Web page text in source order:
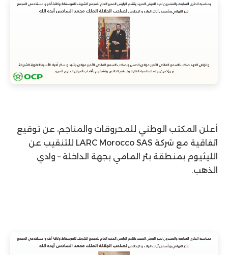
أعلن المكتب الوطني للمحروقات والمناجم، عن توقيع
اتفاقية مع شركة LARC Morocco SAS للتنقيب عن
الليثيوم بمنطقة بئر المامي بجهة الداخلة – وادي
الذهب.